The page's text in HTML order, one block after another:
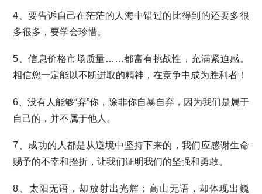
4、要告诉自己在茫茫的人海中错过的比得到的还要多很
多很多，要学会珍惜。
5、信息价格市场质量……都富有挑战性，充满紧迫感。
相信您一定能以不断进取的精神，在竞争中成为胜利者！
6、没有人能够“弃”你，除非你自暴自弃，因为我们是属于
自己的，并不属于他人。
7、成功的人都是从逆境中坚持下来的，我们应感谢生命
赐予的不幸和挫折，让我们证明我们的坚强和勇敢。
8、太阳无语，却放射出光辉；高山无语，却体现出巍